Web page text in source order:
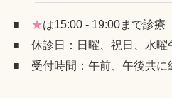
■ ★は15:00 - 19:00まで診療
■ 休診日：日曜、祝日、水曜
■ 受付時間：午前、午後共に